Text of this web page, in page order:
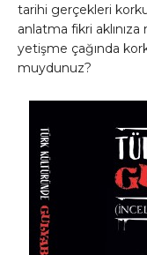
tarihi gerçekleri
anlatma fikri
yetişme çağında
muydunuz?